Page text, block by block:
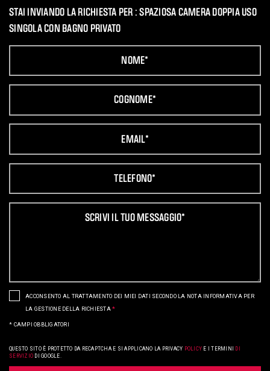
STAI INVIANDO LA RICHIESTA PER :SPAZIOSA CAMERA DOPPIA USO
SINGOLA CON BAGNO PRIVATO
ACCONSENTO AL TRATTAMENTO DEI MIEI DATI SECONDO LA NOTA INFORMATIVA PER
LA GESTIONE DELLA RICHIESTA*
* CAMPI OBBLIGATORI
QUESTO SITO È PROTETTO DA RECAPTCHA E SI APPLICANO LA PRIVACY POLICY E ITERMINI DI
SERVIZIO DI GOOGLE.